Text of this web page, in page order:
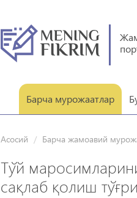
Барча мурожаатлар
Асосий Барча жамоавий
Тўй
сақлаб қолиш